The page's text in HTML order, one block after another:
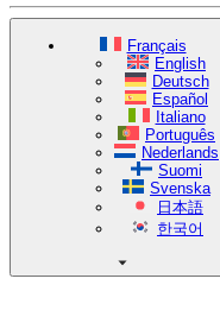
Français
English
Deutsch
Español
Italiano
Português
Nederlands
Suomi
Svenska
日本語
한국어